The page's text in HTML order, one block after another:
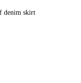
denim skirt